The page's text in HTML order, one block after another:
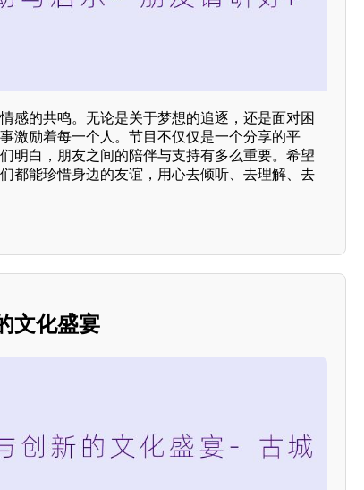
感的共鸣。无论是关于梦想的追逐，还是面对困
激励着每一个人。节目不仅仅是一个分享的平
明白，朋友之间的陪伴与支持有多么重要。希望
都能珍惜身边的友谊，用心去倾听、去理解、去
文化盛宴